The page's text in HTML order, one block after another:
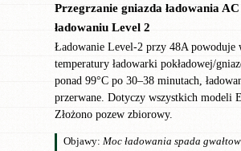
Przegrzanie gniazda ładowania
ładowaniu Level 2
Ładowanie Level-2 przy 48A powoduje
temperatury ładowarki pokładowej/
ponad 99°C po 30–38 minutach,
przerwane. Dotyczy wszystkich modeli
Złożono pozew zbiorowy.
Objawy: Moc ładowania spada